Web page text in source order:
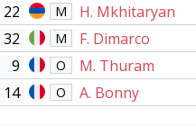
22 M H. Mkhitaryan
32 M F. Dimarco
9 O M. Thuram
14 O A. Bonny